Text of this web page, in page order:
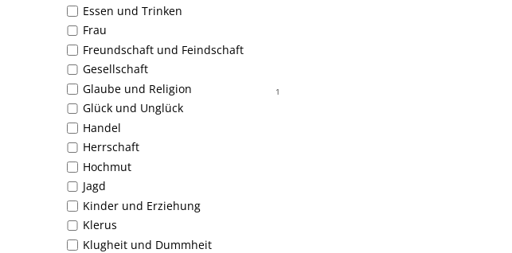
Essen und Trinken
Frau
Freundschaft und Feindschaft
Gesellschaft
1
Glaube und Religion
Glück und Unglück
Handel
Herrschaft
Hochmut
Jagd
Kinder und Erziehung
Klerus
Klugheit und Dummheit